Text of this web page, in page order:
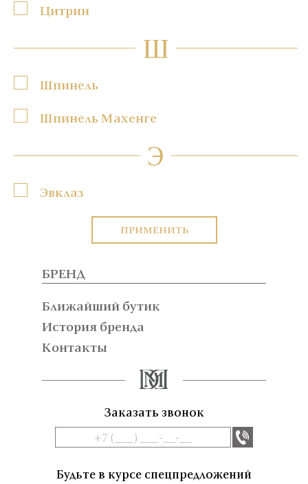
Цитрин
Ш
Шпинель
Шпинель Махенге
Э
Эвклаз
ПРИМЕНИТЬ
БРЕНД
Ближайший бутик
История бренда
Контакты
Заказать звонок
Будьте в курсе спецпредложений